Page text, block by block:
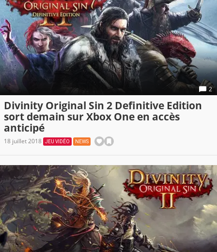
2
Divinity Original Sin 2 Definitive Edition
sort demain sur Xbox One en accès
anticipé
18 juillet 2018 JEU VIDÉO NEWS